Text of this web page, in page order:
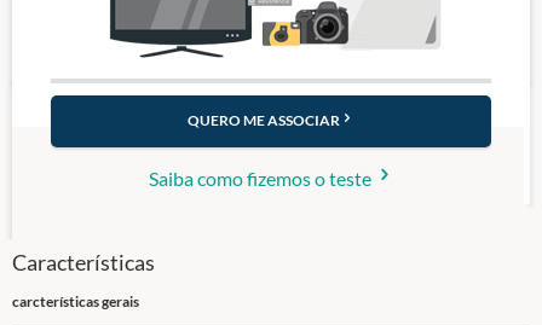
QUERO ME ASSOCIAR
Saiba como fizemos o teste
Características
carcterísticas gerais